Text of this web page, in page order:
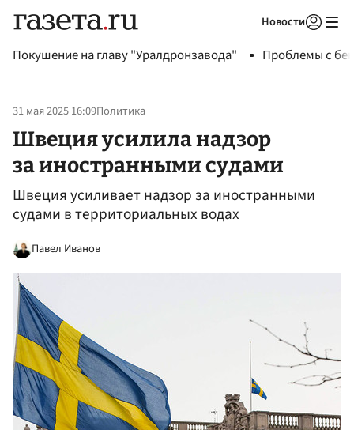
Новости
Покушение на главу "Уралдронзавода" Проблемы с
31 мая 2025 16:09Политика
Швеция усилила надзор
за иностранными судами
Швеция усиливает надзор за иностранными
судами в территориальных водах
Павел Иванов